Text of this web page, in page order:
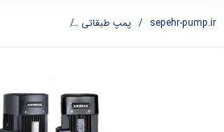
sepehr-pump.ir پمپ طبقاتی